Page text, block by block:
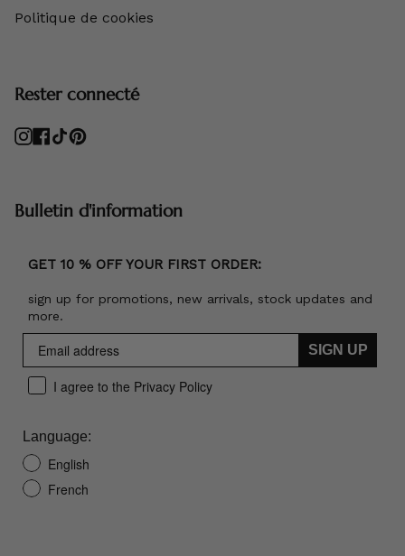
Politique de cookies
Rester connecté
Instagram
Facebook
TikTokPinterest
Bulletin d'information
GET 10 % OFF YOUR FIRST ORDER:
sign up for promotions, new arrivals, stock updates and
more.
SIGN UP
I agree to the Privacy Policy
Language:
English
French